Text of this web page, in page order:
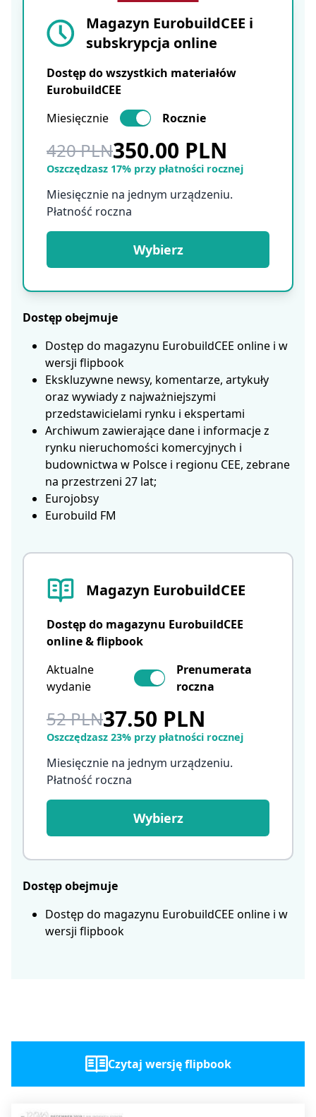
Magazyn EurobuildCEE
Dostęp do magazynu EurobuildCEE
online & flipbook
Aktualne
wydanie
Prenumerata
roczna
52 PLN37.50 PLN
Oszczędzasz 23% przy płatności rocznej
Miesięcznie na jednym urządzeniu.
Płatność roczna
Wybierz
Dostęp obejmuje
Dostęp do magazynu EurobuildCEE online i w
wersji flipbook
Magazyn EurobuildCEE i
subskrypcja online
Dostęp do wszystkich materiałów
EurobuildCEE
Miesięcznie
Rocznie
420 PLN350.00 PLN
Oszczędzasz 17% przy płatności rocznej
Miesięcznie na jednym urządzeniu.
Płatność roczna
Wybierz
Dostęp obejmuje
Dostęp do magazynu EurobuildCEE online i w
wersji flipbook
Ekskluzywne newsy, komentarze, artykuły
oraz wywiady z najważniejszymi
przedstawicielami rynku i ekspertami
Archiwum zawierające dane i informacje z
rynku nieruchomości komercyjnych i
budownictwa w Polsce i regionu CEE, zebrane
na przestrzeni 27 lat;
Eurojobsy
Eurobuild FM
Czytaj wersję flipbook